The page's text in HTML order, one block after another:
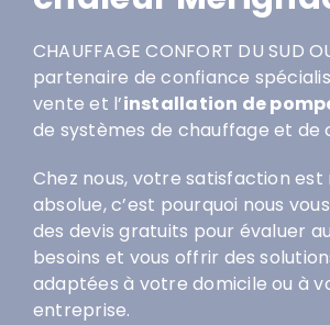
CHAUFFAGE CONFORT DU SUD
partenaire de confiance
vente et l’installation de
de systèmes de chauffage et de
Chez nous, votre satisfaction
absolue, c’est pourquoi nous
des devis gratuits pour évaluer
besoins et vous offrir des
adaptées à votre domicile ou à
entreprise.